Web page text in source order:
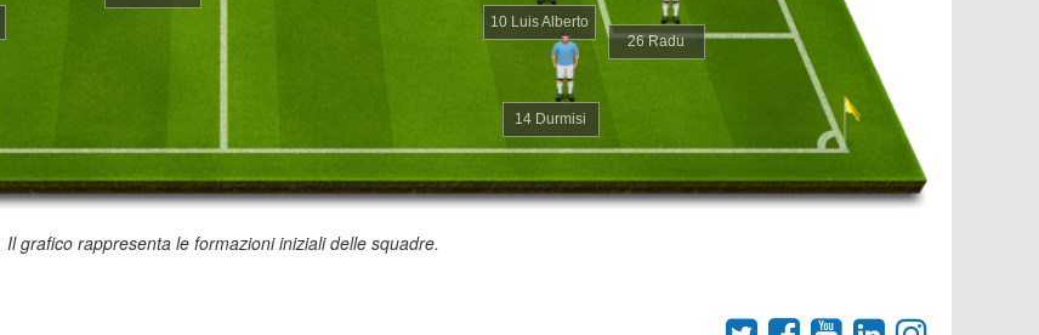
26 Radu
10 Luis Alberto
14 Durmisi
Il grafico rappresenta le formazioni iniziali delle squadre.